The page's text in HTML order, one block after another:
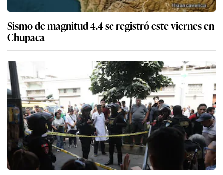
Sismo de magnitud 4.4 se registró este viernes en
Chupaca